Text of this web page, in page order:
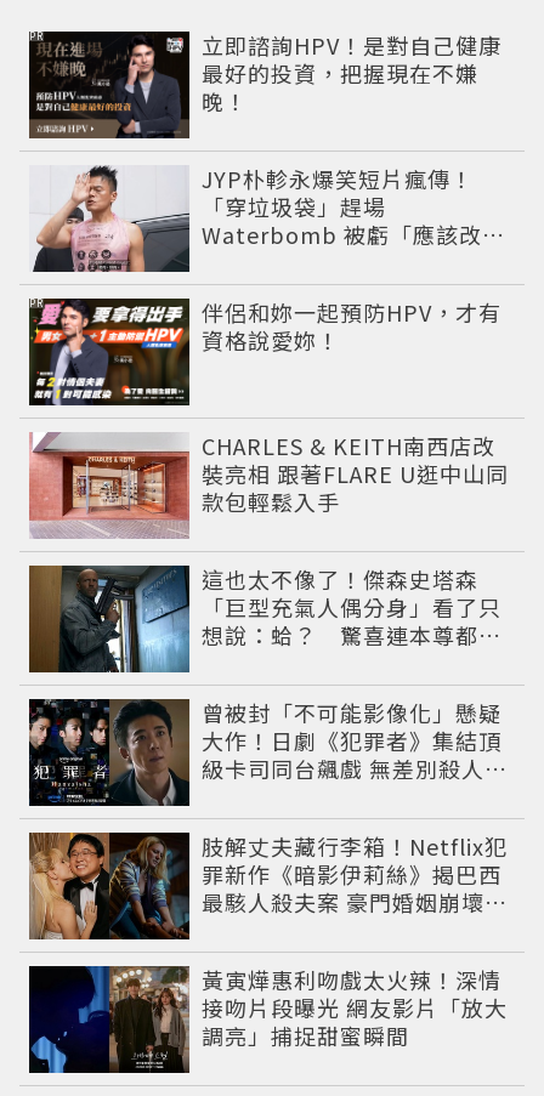
立即諮詢HPV！是對自己健康
最好的投資，把握現在不嫌
晚！
PR
JYP朴軫永爆笑短片瘋傳！
「穿垃圾袋」趕場
Waterbomb 被虧「應該改名
伴侶和妳一起預防HPV，才有
資格說愛妳！
PR
CHARLES & KEITH南西店改
裝亮相 跟著FLARE U逛中山同
款包輕鬆入手
這也太不像了！傑森史塔森
「巨型充氣人偶分身」看了只
想說：蛤？ 驚喜連本尊都吐
曾被封「不可能影像化」懸疑
大作！日劇《犯罪者》集結頂
級卡司同台飆戲 無差別殺人案
肢解丈夫藏行李箱！Netflix犯
罪新作《暗影伊莉絲》揭巴西
最駭人殺夫案 豪門婚姻崩壞釀
黃寅燁惠利吻戲太火辣！深情
接吻片段曝光 網友影片「放大
調亮」捕捉甜蜜瞬間